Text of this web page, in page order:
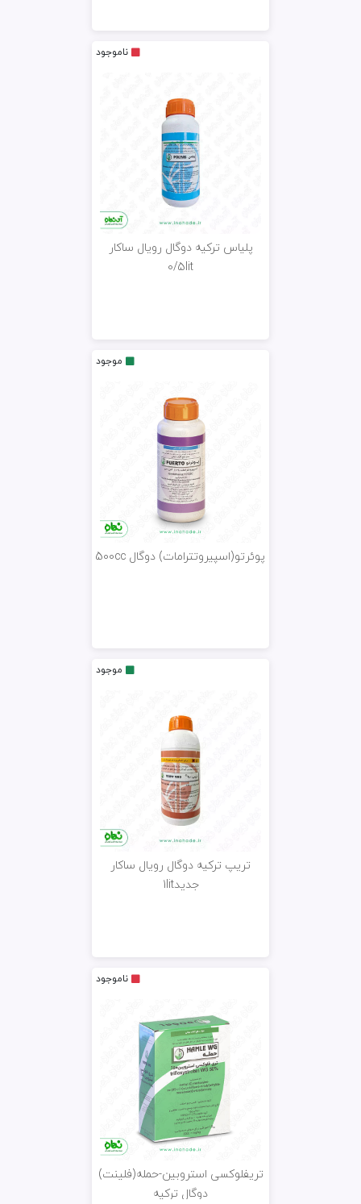
ناموجود
پلیاس ترکیه دوگال رویال ساکار
0/5lit
موجود
پوئرتو(اسپیروتترامات) دوگال 500cc
موجود
تریپ ترکیه دوگال رویال ساکار
جدید1lit
ناموجود
تریفلوکسی استروبین-حمله(فلینت)
دوگال ترکیه